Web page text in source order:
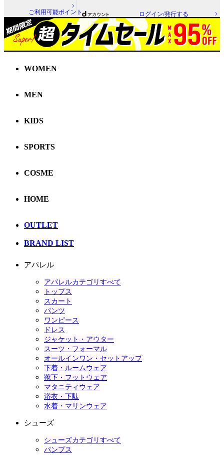
ご利用可能ポイント ログイン/発行する
WOMEN
MEN
KIDS
SPORTS
COSME
HOME
OUTLET
BRAND LIST
アパレル
アパレルカテゴリすべて
トップス
スカート
パンツ
ワンピース
ドレス
ジャケット・アウター
スーツ・フォーマル
オールインワン・セットアップ
下着・ルームウェア
靴下・フットウェア
マタニティウェア
浴衣・下駄
水着・マリンウェア
シューズ
シューズカテゴリすべて
パンプス